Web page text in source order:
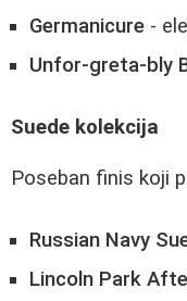
Germanicure -
Unfor-greta-bly
Suede kolekcija
Poseban finis koji
Russian Navy
Lincoln Park